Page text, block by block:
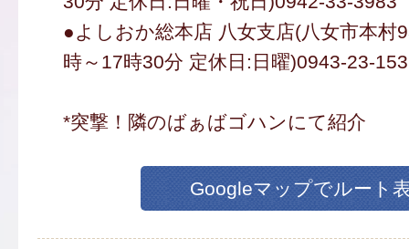
●よしおか総本店 八女支店(八女市本村
時～17時30分 定休日:日曜)0943-23-
*突撃！隣のばぁばゴハンにて紹介
Googleマップでルート